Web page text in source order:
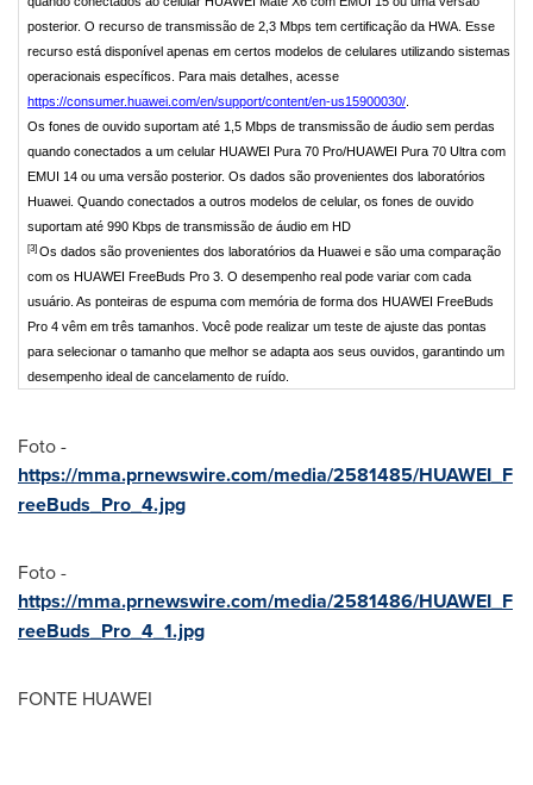
posterior. O recurso de transmissão de 2,3 Mbps tem certificação da HWA. Esse
recurso está disponível apenas em certos modelos de celulares utilizando sistemas
operacionais específicos. Para mais detalhes, acesse
https://consumer.huawei.com/en/support/content/en-us15900030/.
Os fones de ouvido suportam até 1,5 Mbps de transmissão de áudio sem perdas
quando conectados a um celular HUAWEI Pura 70 Pro/HUAWEI Pura 70 Ultra com
EMUI 14 ou uma versão posterior. Os dados são provenientes dos laboratórios
Huawei. Quando conectados a outros modelos de celular, os fones de ouvido
suportam até 990 Kbps de transmissão de áudio em HD
[3] Os dados são provenientes dos laboratórios da Huawei e são uma comparação
com os HUAWEI FreeBuds Pro 3. O desempenho real pode variar com cada
usuário. As ponteiras de espuma com memória de forma dos HUAWEI FreeBuds
Pro 4 vêm em três tamanhos. Você pode realizar um teste de ajuste das pontas
para selecionar o tamanho que melhor se adapta aos seus ouvidos, garantindo um
desempenho ideal de cancelamento de ruído.
Foto -
https://mma.prnewswire.com/media/2581485/HUAWEI_F
reeBuds_Pro_4.jpg
Foto -
https://mma.prnewswire.com/media/2581486/HUAWEI_F
reeBuds_Pro_4_1.jpg
FONTE HUAWEI